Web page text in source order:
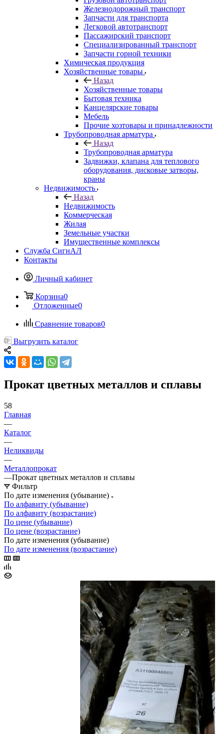
Железнодорожный транспорт
Запчасти для транспорта
Легковой автотранспорт
Пассажирский транспорт
Специализированный транспорт
Запчасти горной техники
Химическая продукция
Хозяйственные товары
Назад
Хозяйственные товары
Бытовая техника
Канцелярские товары
Мебель
Прочие хозтовары и принадлежности
Трубопроводная арматура
Назад
Трубопроводная арматура
Задвижки, клапана для теплового
оборудования, дисковые затворы,
краны
Недвижимость
Назад
Недвижимость
Коммерческая
Жилая
Земельные участки
Имущественные комплексы
Служба СигнАЛ
Контакты
Личный кабинет
Корзина0
Отложенные0
Сравнение товаров0
Выгрузить каталог
Прокат цветных металлов и сплавы
58
Главная
—
Каталог
—
Неликвиды
—
Металлопрокат
—Прокат цветных металлов и сплавы
Фильтр
По дате изменения (убывание)
По алфавиту (убывание)
По алфавиту (возрастание)
По цене (убывание)
По цене (возрастание)
По дате изменения (убывание)
По дате изменения (возрастание)